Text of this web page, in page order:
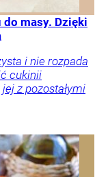
masy. Dzięki
i nie rozpada
cukinii
z pozostałymi